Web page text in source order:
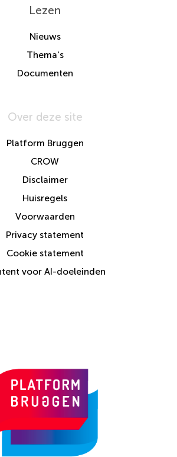
Lezen
Nieuws
Thema's
Documenten
Over deze site
Platform Bruggen
CROW
Disclaimer
Huisregels
Voorwaarden
Privacy statement
Cookie statement
voor AI-doeleinden